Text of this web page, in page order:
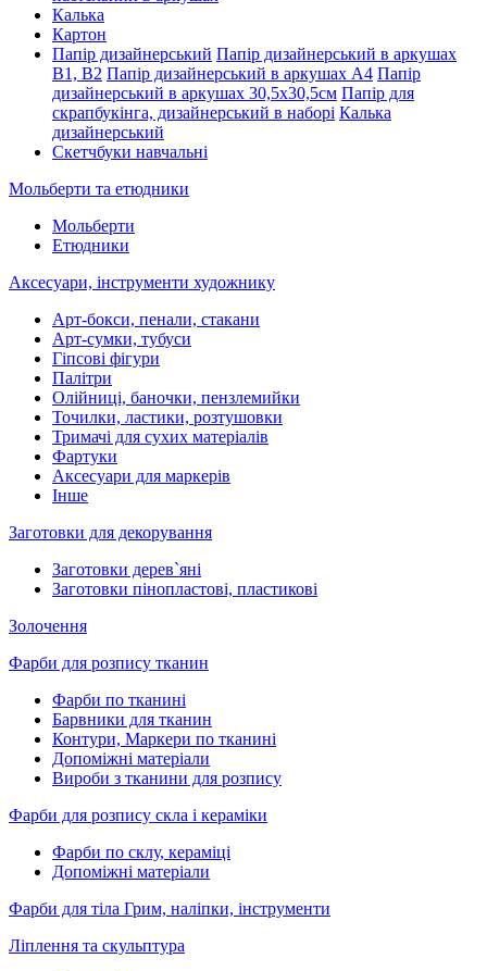
Калька
Картон
Папір дизайнерський Папір дизайнерський в аркушах
В1, В2 Папір дизайнерський в аркушах А4 Папір
дизайнерський в аркушах 30,5х30,5см Папір для
скрапбукінга, дизайнерський в наборі Калька
дизайнерський
Скетчбуки навчальні
Мольберти та етюдники
Мольберти
Етюдники
Аксесуари, інструменти художнику
Арт-бокси, пенали, стакани
Арт-сумки, тубуси
Гіпсові фігури
Палітри
Олійниці, баночки, пензлемийки
Точилки, ластики, розтушовки
Тримачі для сухих матеріалів
Фартуки
Аксесуари для маркерів
Інше
Заготовки для декорування
Заготовки дерев`яні
Заготовки пінопластові, пластикові
Золочення
Фарби для розпису тканин
Фарби по тканині
Барвники для тканин
Контури, Маркери по тканині
Допоміжні матеріали
Вироби з тканини для розпису
Фарби для розпису скла і кераміки
Фарби по склу, кераміці
Допоміжні матеріали
Фарби для тіла Грим, наліпки, інструменти
Ліплення та скульптура